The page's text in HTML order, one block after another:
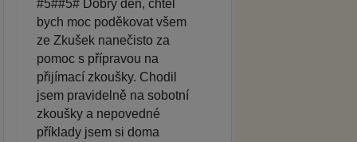
#5##5# Dobrý den, chtěl
bych moc poděkovat všem
ze Zkušek nanečisto za
pomoc s přípravou na
přijímací zkoušky. Chodil
jsem pravidelně na sobotní
zkoušky a nepovedné
příklady jsem si doma